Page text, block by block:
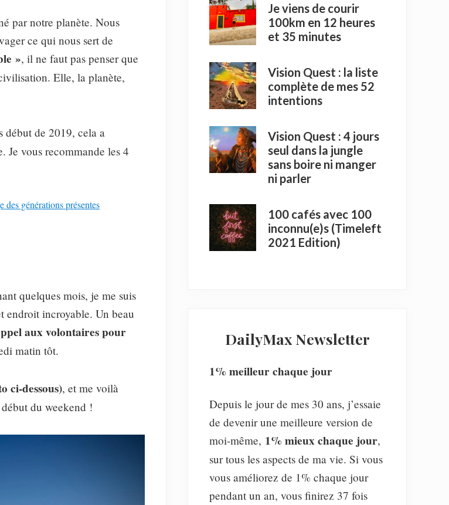
par notre planète. Nous
ce qui nous sert de
», il ne faut pas penser que
Elle, la planète,
début de 2019, cela a
Je vous recommande les 4
des générations présentes
quelques mois, je me suis
endroit incroyable. Un beau
aux volontaires pour
matin tôt.
ci-dessous), et me voilà
du weekend !
Je viens de courir
100km en 12 heures
et 35 minutes
Vision Quest : la liste
complète de mes 52
intentions
Vision Quest : 4 jours
seul dans la jungle
sans boire ni manger
ni parler
100 cafés avec 100
inconnu(e)s (Timeleft
2021 Edition)
DailyMax Newsletter
1% meilleur chaque jour
Depuis le jour de mes 30 ans, j’essaie
de devenir une meilleure version de
moi-même, 1% mieux chaque jour,
sur tous les aspects de ma vie. Si vous
vous améliorez de 1% chaque jour
pendant un an, vous finirez 37 fois